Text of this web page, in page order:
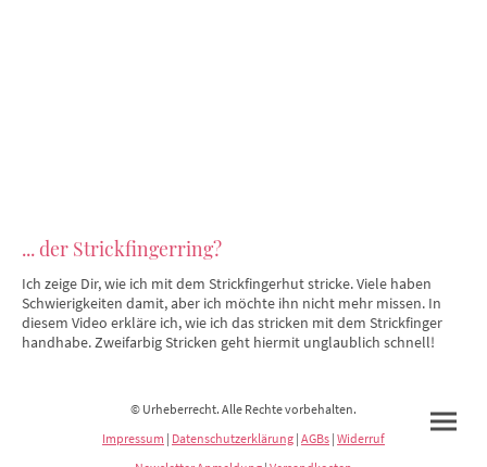
... der Strickfingerring?
Ich zeige Dir, wie ich mit dem Strickfingerhut stricke. Viele haben
Schwierigkeiten damit, aber ich möchte ihn nicht mehr missen. In
diesem Video erkläre ich, wie ich das stricken mit dem Strickfinger
handhabe. Zweifarbig Stricken geht hiermit unglaublich schnell!
© Urheberrecht. Alle Rechte vorbehalten.
Impressum | Datenschutzerklärung | AGBs | Widerruf